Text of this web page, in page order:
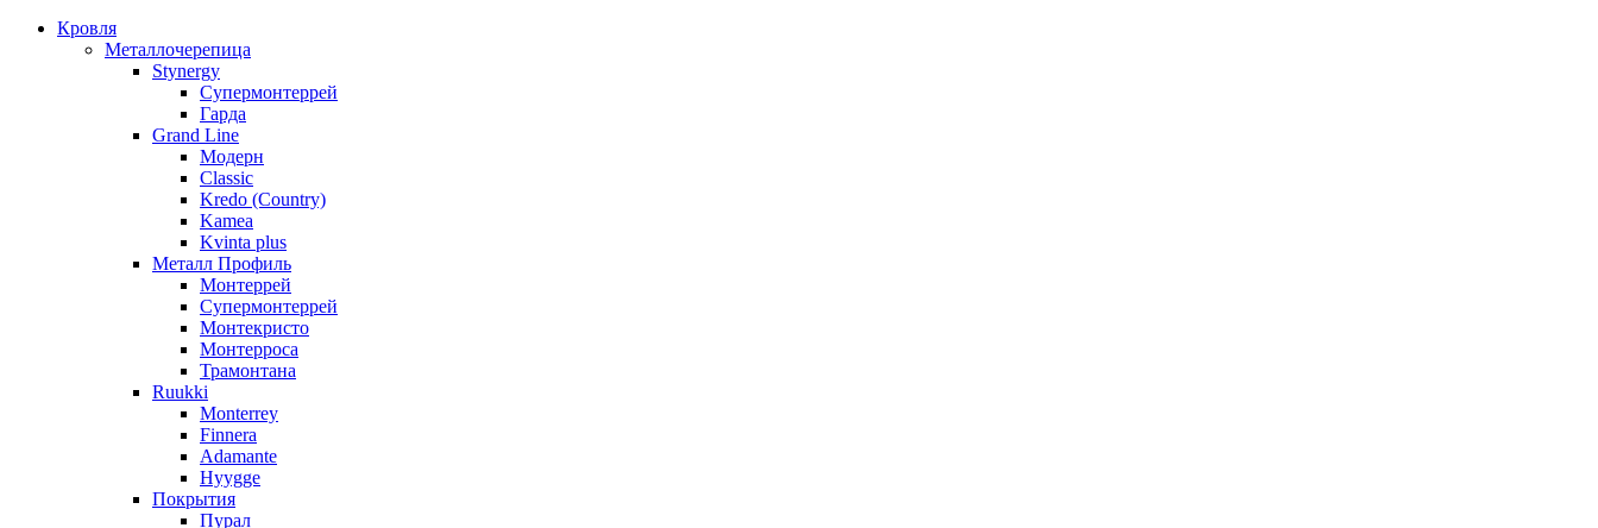
Кровля
Металлочерепица
Stynergy
Супермонтеррей
Гарда
Grand Line
Модерн
Classic
Kredo (Country)
Kamea
Kvinta plus
Металл Профиль
Монтеррей
Супермонтеррей
Монтекристо
Монтерроса
Трамонтана
Ruukki
Monterrey
Finnera
Adamante
Hyygge
Покрытия
Пурал